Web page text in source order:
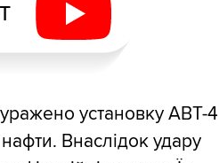
установку АВТ-
Внаслідок удару